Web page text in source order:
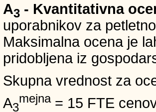
A3 - Kvantitativna
uporabnikov za
Maksimalna ocena je
pridobljena iz
Skupna vrednost za
A3
mejna= 15 FTE